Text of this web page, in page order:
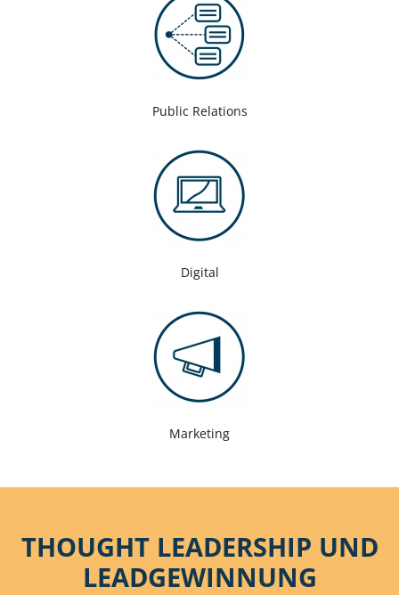
Public Relations
Digital
Marketing
THOUGHT LEADERSHIP UND
LEADGEWINNUNG